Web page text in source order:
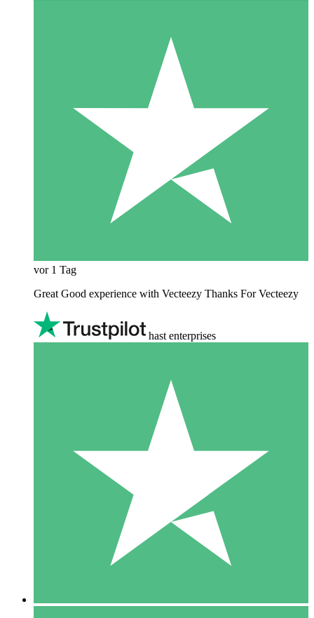
vor 1 Tag
Great Good experience with Vecteezy Thanks For Vecteezy
hast enterprises